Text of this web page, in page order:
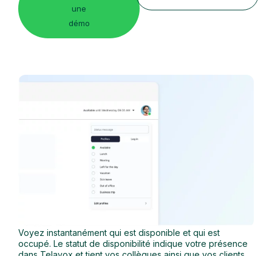
une
démo
Voyez instantanément qui est disponible et qui est
occupé. Le statut de disponibilité indique votre présence